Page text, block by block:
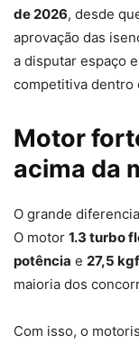
de 2026, desde
aprovação das
a disputar espaço
competitiva dentro
Motor
acima da
O grande
O motor 1.3 turbo
potência e 27,5
maioria dos
Com isso, o